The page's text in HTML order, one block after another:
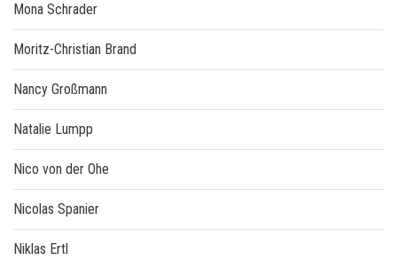
Mona Schrader
Moritz-Christian Brand
Nancy Großmann
Natalie Lumpp
Nico von der Ohe
Nicolas Spanier
Niklas Ertl